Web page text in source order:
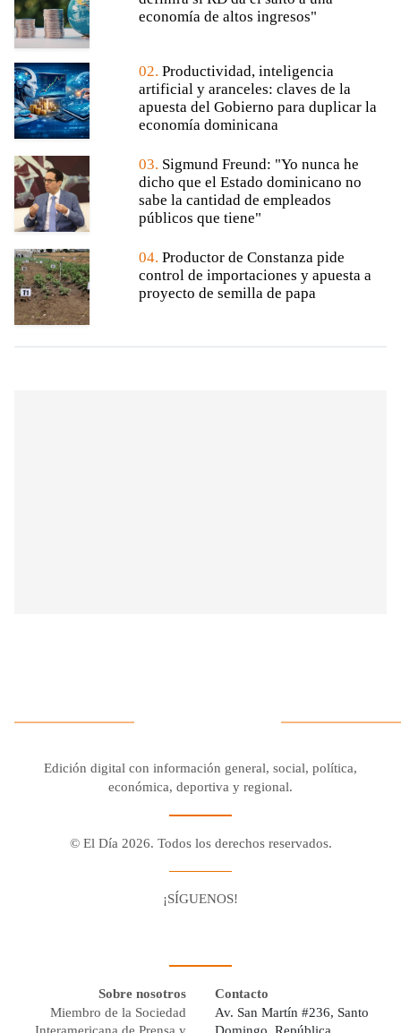
economía de altos ingresos"
02. Productividad, inteligencia
artificial y aranceles: claves de la
apuesta del Gobierno para duplicar la
economía dominicana
03. Sigmund Freund: "Yo nunca he
dicho que el Estado dominicano no
sabe la cantidad de empleados
públicos que tiene"
04. Productor de Constanza pide
control de importaciones y apuesta a
proyecto de semilla de papa
Edición digital con información general, social, política,
económica, deportiva y regional.
© El Día 2026. Todos los derechos reservados.
¡SÍGUENOS!
Sobre nosotros
Miembro de la Sociedad
Contacto
Av. San Martín #236, Santo